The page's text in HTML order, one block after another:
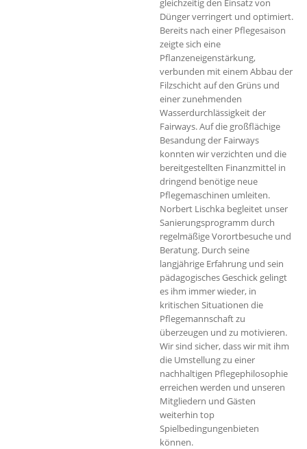
gleichzeitig den Einsatz von
Dünger verringert und optimiert.
Bereits nach einer Pflegesaison
zeigte sich eine
Pflanzeneigenstärkung,
verbunden mit einem Abbau der
Filzschicht auf den Grüns und
einer zunehmenden
Wasserdurchlässigkeit der
Fairways. Auf die großflächige
Besandung der Fairways
konnten wir verzichten und die
bereitgestellten Finanzmittel in
dringend benötige neue
Pflegemaschinen umleiten.
Norbert Lischka begleitet unser
Sanierungsprogramm durch
regelmäßige Vorortbesuche und
Beratung. Durch seine
langjährige Erfahrung und sein
pädagogisches Geschick gelingt
es ihm immer wieder, in
kritischen Situationen die
Pflegemannschaft zu
überzeugen und zu motivieren.
Wir sind sicher, dass wir mit ihm
die Umstellung zu einer
nachhaltigen Pflegephilosophie
erreichen werden und unseren
Mitgliedern und Gästen
weiterhin top
Spielbedingungenbieten
können.